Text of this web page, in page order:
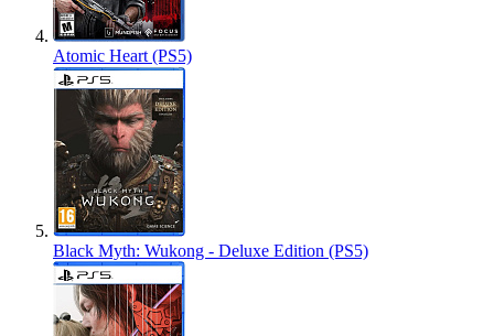
Atomic Heart (PS5)
Black Myth: Wukong - Deluxe Edition (PS5)